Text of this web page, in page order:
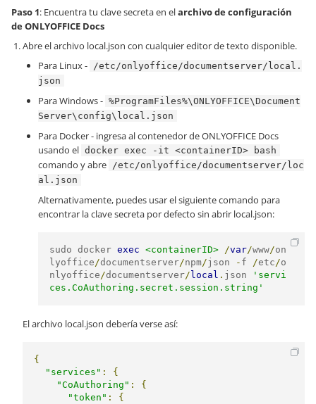
Paso 1: Encuentra tu clave secreta en elarchivo de configuración
de ONLYOFFICE Docs
Abre el archivo local.json con cualquier editor de texto disponible.
Para Linux - /etc/onlyoffice/documentserver/local.
json
Para Windows - %ProgramFiles%\ONLYOFFICE\Document
Server\config\local.json
Para Docker - ingresa al contenedor de ONLYOFFICE Docs
usando el docker exec -it <containerID> bash
comando y abre /etc/onlyoffice/documentserver/loc
al.json
Alternativamente, puedes usar el siguiente comando para
encontrar la clave secreta por defecto sin abrir local.json:
sudo docker exec <containerID> /var/www/on
lyoffice/documentserver/npm/json - f /etc/o
nlyoffice/documentserver/ local . json
'servi
ces.CoAuthoring.secret.session.string'
El archivo local.json debería verse así:
{
"services" :
{
"CoAuthoring" :
{
"token" :
{